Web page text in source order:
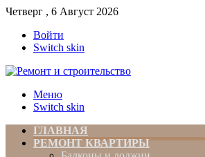
Четверг , 6 Август 2026
Войти
Switch skin
Меню
Switch skin
ГЛАВНАЯ
РЕМОНТ КВАРТИРЫ